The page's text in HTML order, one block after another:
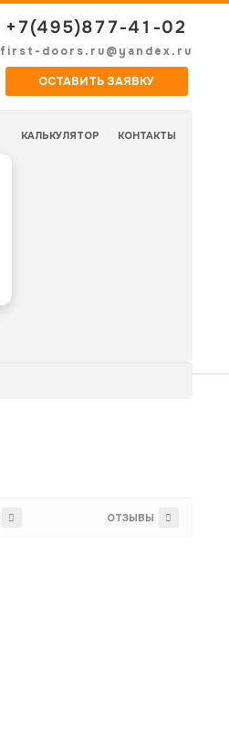
+7(495)877-41-02
first-doors.ru@yandex.ru
ОСТАВИТЬ ЗАЯВКУ
КАЛЬКУЛЯТОР КОНТАКТЫ
ОТЗЫВЫ